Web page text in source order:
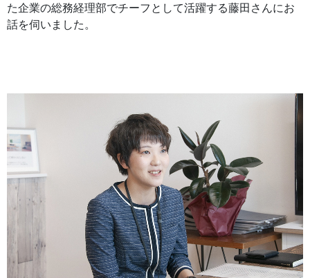
た企業の総務経理部でチーフとして活躍する藤田さんにお
話を伺いました。